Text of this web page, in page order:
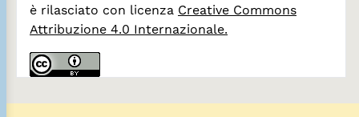
è rilasciato con licenza Creative Commons
Attribuzione 4.0 Internazionale.